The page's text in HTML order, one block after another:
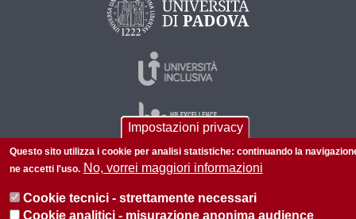
Impostazioni privacy
Questo sito utilizza i cookie per analisi statistiche: continuando la
ne accetti l'uso. No, vorrei maggiori informazioni
Cookie tecnici - strettamente necessari
Cookie analitici - misurazione anonima audience